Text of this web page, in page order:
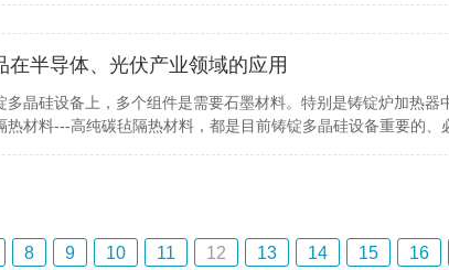
在半导体、光伏产业领域的应用
多晶硅设备上，多个组件是需要石墨材料。特别是铸锭炉加热器
热材料---高纯碳毡隔热材料，都是目前铸锭多晶硅设备重要的、
8 9 10 11 12 13 14 15 16